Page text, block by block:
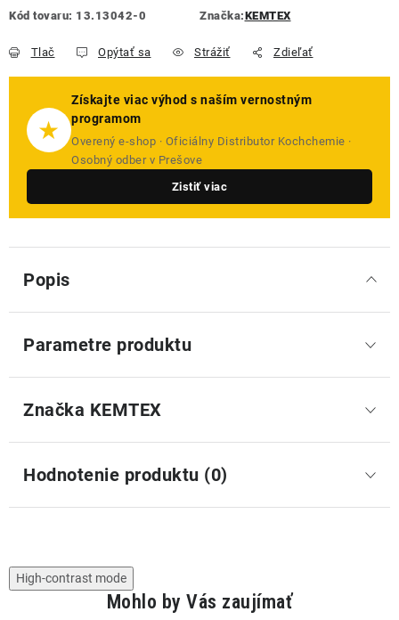
Kód tovaru: 13.13042-0 Značka:KEMTEX
Tlač Opýtať sa Strážiť Zdieľať
★
Získajte viac výhod s naším vernostným
programom
Overený e-shop · Oficiálny Distributor Kochchemie ·
Osobný odber v Prešove
Zistiť viac
Popis
Parametre produktu
Značka KEMTEX
Hodnotenie produktu (0)
High-contrast mode
Mohlo by Vás zaujímať